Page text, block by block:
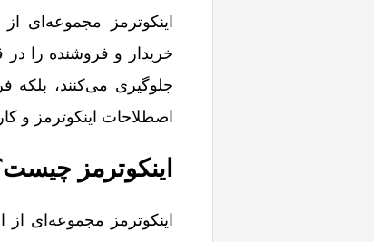
خریدار و فروشنده را در
جلوگیری می‌کنند، بلکه
اصطلاحات اینکوترمز و
اینکوترمز
اینکوترمز مجموعه‌ای